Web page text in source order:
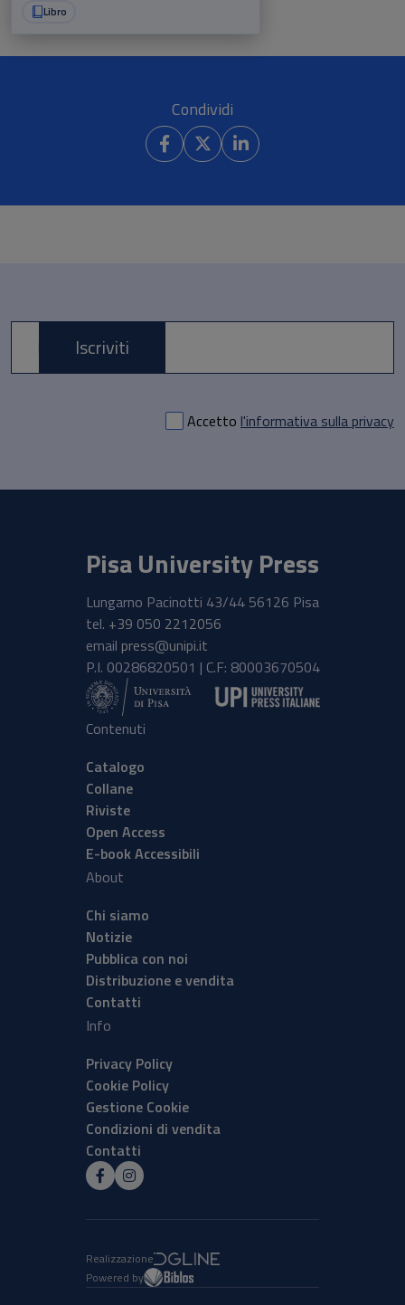
Libro
Condividi
E-mail *
Accetto l'informativa sulla privacy
Iscriviti
Pisa University Press
Lungarno Pacinotti 43/44 56126 Pisa
tel. +39 050 2212056
email press@unipi.it
P.I. 00286820501 | C.F: 80003670504
Contenuti
Catalogo
Collane
Riviste
Open Access
E-book Accessibili
About
Chi siamo
Notizie
Pubblica con noi
Distribuzione e vendita
Contatti
Info
Privacy Policy
Cookie Policy
Gestione Cookie
Condizioni di vendita
Contatti
Realizzazione
Powered by